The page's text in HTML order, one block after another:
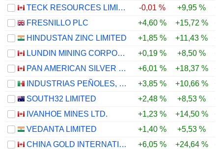
TECK RESOURCES LIMITED
-0,01 % +9,95 %
FRESNILLO PLC
+4,60 % +15,72 %
HINDUSTAN ZINC LIMITED
+1,85 % +11,43 %
LUNDIN MINING CORPORATION
+0,19 % +8,50 %
PAN AMERICAN SILVER CORP.
+6,01 % +18,37 %
INDUSTRIAS PEÑOLES, S.A.B. DE C.V.
+3,85 % +10,66 %
SOUTH32 LIMITED
+2,48 % +8,53 %
IVANHOE MINES LTD.
+1,23 % +14,50 %
VEDANTA LIMITED
+1,40 % +5,53 %
CHINA GOLD INTERNATIONAL RESOURCES CORP. LTD.
+6,05 % +24,64 %